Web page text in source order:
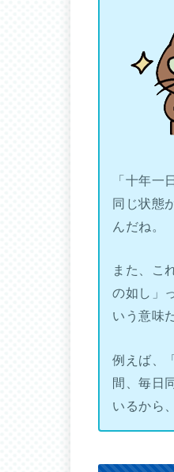
「十年一
同じ状態
んだね。
また、こ
の如し」
いう意味
例えば、
間、毎日
いるから